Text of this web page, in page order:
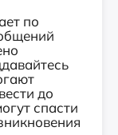
по
до
спасти